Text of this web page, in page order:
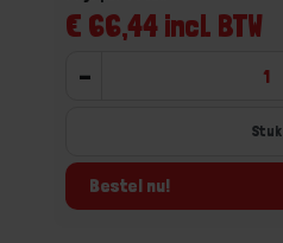
€ 66,44 incl. BTW
-
Stuk
Bestel nu!